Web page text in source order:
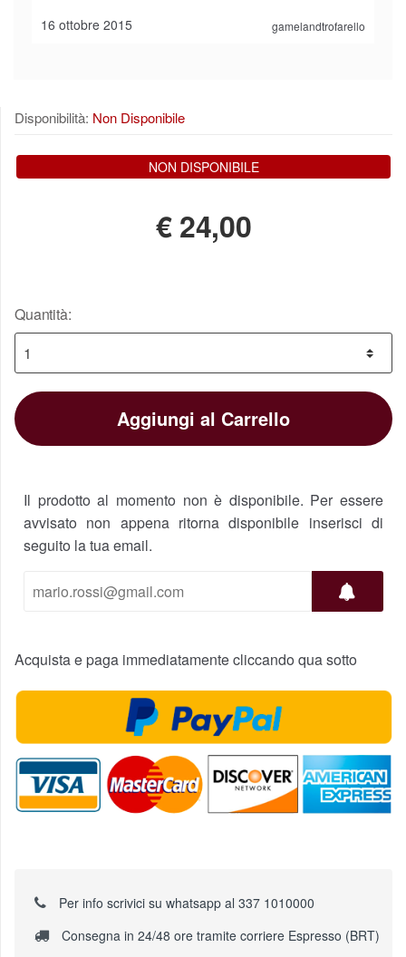
16 ottobre 2015 gamelandtrofarello
Disponibilità: Non Disponibile
NON DISPONIBILE
€24,00
Quantità:
Aggiungi al Carrello
Il prodotto al momento non è disponibile. Per essere
avvisato non appena ritorna disponibile inserisci di
seguito la tua email.
Acquista e paga immediatamente cliccando qua sotto
Per info scrivici su whatsapp al 337 1010000
Consegna in 24/48 ore tramite corriere Espresso (BRT)